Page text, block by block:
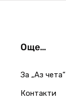
Още…
За „Аз чета“
Контакти